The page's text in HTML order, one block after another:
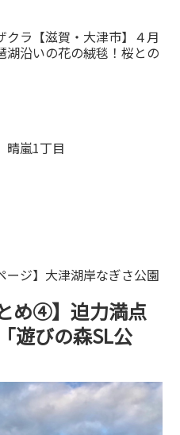
ラ【滋賀・大津市】４月
湖沿いの花の絨毯！桜との
嵐1丁目
ージ】大津湖岸なぎさ公園
め④】迫力満点
遊びの森SL公